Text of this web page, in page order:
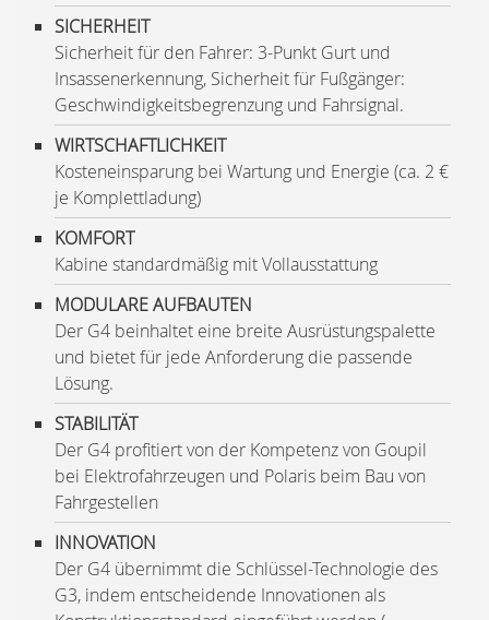
SICHERHEIT
Sicherheit für den Fahrer: 3-Punkt Gurt und
Insassenerkennung, Sicherheit für Fußgänger:
Geschwindigkeitsbegrenzung und Fahrsignal.
WIRTSCHAFTLICHKEIT
Kosteneinsparung bei Wartung und Energie (ca. 2 €
je Komplettladung)
KOMFORT
Kabine standardmäßig mit Vollausstattung
MODULARE AUFBAUTEN
Der G4 beinhaltet eine breite Ausrüstungspalette
und bietet für jede Anforderung die passende
Lösung.
STABILITÄT
Der G4 profitiert von der Kompetenz von Goupil
bei Elektrofahrzeugen und Polaris beim Bau von
Fahrgestellen
INNOVATION
Der G4 übernimmt die Schlüssel-Technologie des
G3, indem entscheidende Innovationen als